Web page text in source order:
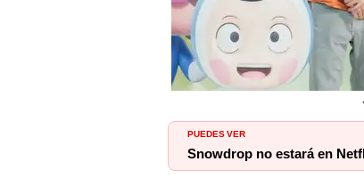
PUEDES VER
Snowdrop no estará en